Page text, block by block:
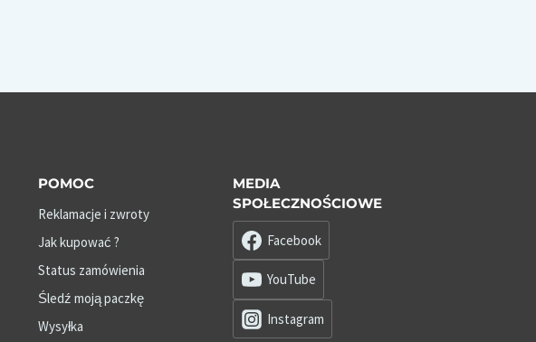
POMOC
Reklamacje i zwroty
Jak kupować ?
Status zamówienia
Śledź moją paczkę
Wysyłka
MEDIA
SPOŁECZNOŚCIOWE
Facebook
YouTube
Instagram